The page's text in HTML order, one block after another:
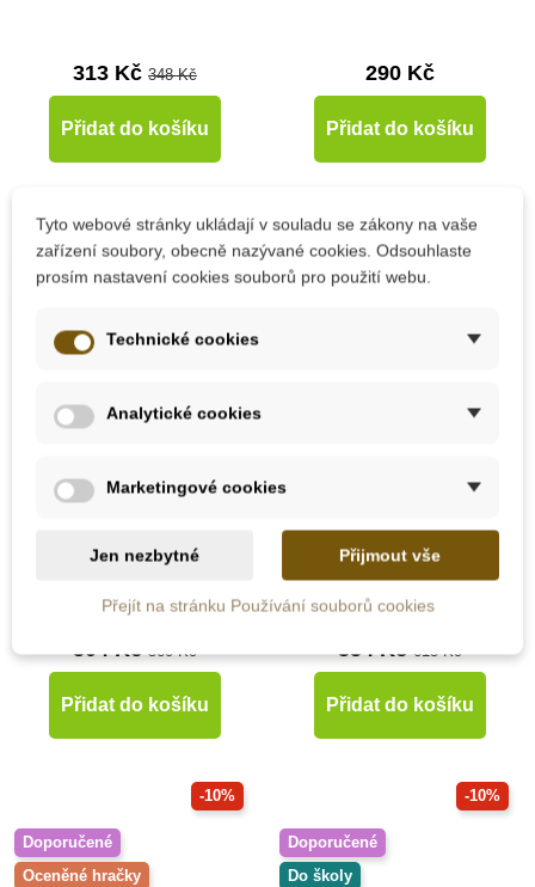
313 Kč 348 Kč
Přidat do košíku
290 Kč
Přidat do košíku
-10%
Skladem
504 Kč560 Kč
Přidat do košíku
-10%
Doporučené
PlanToys Bobří hráz
554 Kč615 Kč
Přidat do košíku
-10%
Doporučené
Oceněné hračky
-10%
Doporučené
Do školy
Tyto webové stránky ukládají v souladu se zákony na vaše
zařízení soubory, obecně nazývané cookies. Odsouhlaste
prosím nastavení cookies souborů pro použití webu.
Technické cookies
Analytické cookies
Marketingové cookies
Jen nezbytné Přijmout vše
Přejít na stránku Používání souborů cookies